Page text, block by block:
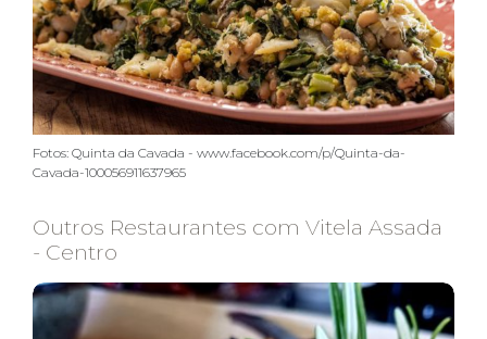
Fotos: Quinta da Cavada - www.facebook.com/p/Quinta-da-
Cavada-100056911637965
Outros Restaurantes com Vitela Assada
- Centro